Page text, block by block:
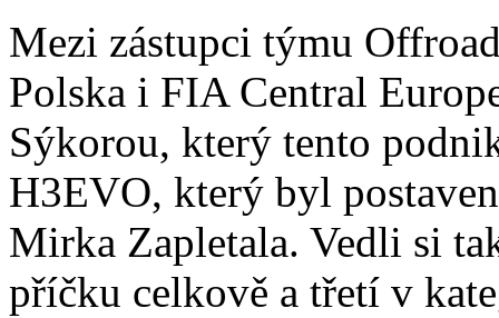
Mezi zástupci týmu
Polska i FIA Central
Sýkorou, který tento
H3EVO, který byl
Mirka Zapletala. Vedli si
příčku celkově a třetí v